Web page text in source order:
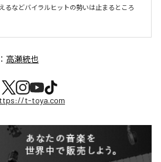
るなどバイラルヒットの勢いは止まるところ
高瀬統也
t-toya.com